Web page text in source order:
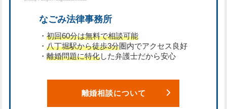
なごみ法律事務所
・初回60分は無料で相談可能
・八丁堀駅から徒歩3分圏内でアクセス良好
・離婚問題に特化した弁護士だから安心
離婚相談について